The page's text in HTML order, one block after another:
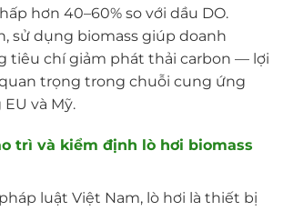
hơn 40–60% so với dầu DO.
sử dụng biomass giúp doanh
tiêu chí giảm phát thải carbon — lợi
trọng trong chuỗi cung ứng
và Mỹ.
trì và kiểm định lò hơi biomass
luật Việt Nam, lò hơi là thiết bị